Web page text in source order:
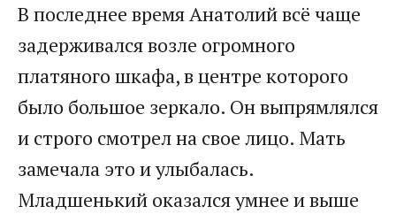
В последнее время Анатолий всё чаще
задерживался возле огромного
платяного шкафа, в центре которого
было большое зеркало. Он выпрямлялся
и строго смотрел на свое лицо. Мать
замечала это и улыбалась.
Младшенький оказался умнее и выше